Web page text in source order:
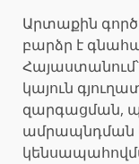
Արտաքին
բարձր է
կայուն
զարգացման,
ամրապնդման